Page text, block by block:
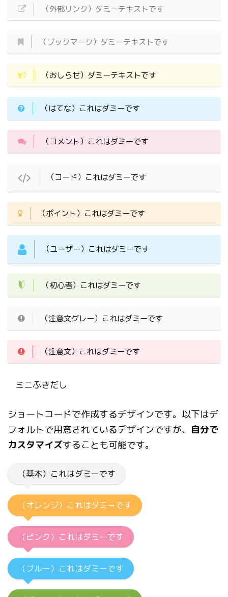
（外部リンク）ダミーテキストです
（ブックマーク）ダミーテキストです
（おしらせ）ダミーテキストです
（はてな）これはダミーです
（コメント）これはダミーです
（コード）これはダミーです
（ポイント）これはダミーです
（ユーザー）これはダミーです
（初心者）これはダミーです
（注意文グレー）これはダミーです
（注意文）これはダミーです
ミニふきだし
ショートコードで作成するデザインです。以下はデ
フォルトで用意されているデザインですが、 自分で
カスタマイズすることも可能です。
（基本）これはダミーです
（オレンジ）これはダミーです
（ピンク）これはダミーです
（ブルー）これはダミーです